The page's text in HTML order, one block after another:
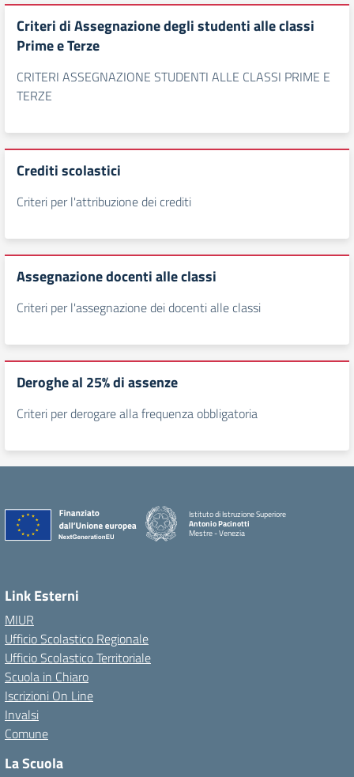
Criteri di Assegnazione degli studenti alle classi
Prime e Terze
CRITERI ASSEGNAZIONE STUDENTI ALLE CLASSI PRIME E
TERZE
Crediti scolastici
Criteri per l'attribuzione dei crediti
Assegnazione docenti alle classi
Criteri per l'assegnazione dei docenti alle classi
Deroghe al 25% di assenze
Criteri per derogare alla frequenza obbligatoria
Istituto di Istruzione Superiore
Antonio Pacinotti
Mestre - Venezia
Link Esterni
MIUR
Ufficio Scolastico Regionale
Ufficio Scolastico Territoriale
Scuola in Chiaro
Iscrizioni On Line
Invalsi
Comune
La Scuola